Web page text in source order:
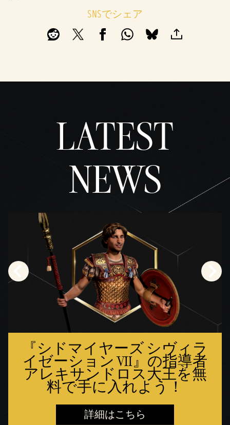
SNSでシェア
LATEST
NEWS
『シドマイヤーズ シヴィラ
イゼーション VII』の指導者
アレキサンドロス大王を無
料で手に入れよう！
詳細はこちら